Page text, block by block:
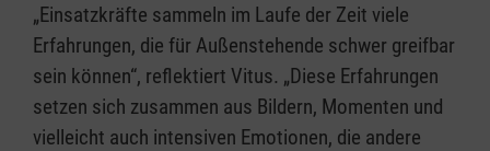
„Einsatzkräfte sammeln im Laufe der Zeit viele
Erfahrungen, die für Außenstehende schwer greifbar
sein können“, reflektiert Vitus. „Diese Erfahrungen
setzen sich zusammen aus Bildern, Momenten und
vielleicht auch intensiven Emotionen, die andere